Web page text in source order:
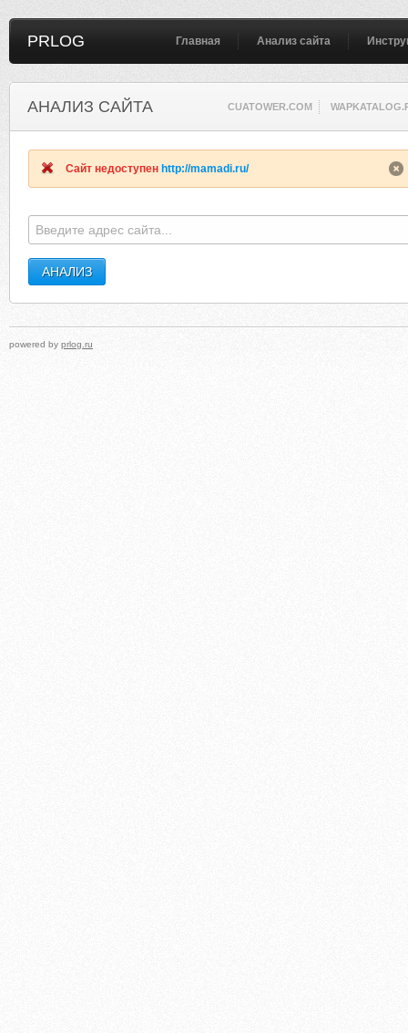
PRLOG Главная Анализ сайта
АНАЛИЗ САЙТА CUATOWER.COM
Сайт недоступен http://mamadi.ru/
powered by prlog.ru